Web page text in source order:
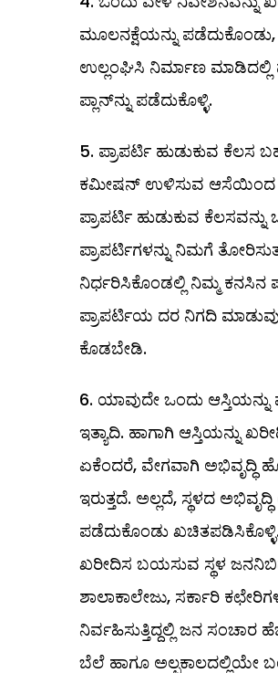
ಮೂಲನಕ್ಷೆಯನ್ನು
ಉಲ್ಲಂಘಿಸಿ ನಿರ್ಮಾಣ ಮಾಡಿದಲ್ಲಿ
ಪ್ಲಾನ್‌ನ್ನು ಪಡೆದುಕೊಳ್ಳಿ.
ಪ್ರಾಪರ್ಟಿ ಹುಡುಕುವ ಕೆಲಸ
ಕಮೀಷನ್‌ ಉಳಿಸುವ ಆಸೆಯಿಂದ
ಪ್ರಾಪರ್ಟಿ ಹುಡುಕುವ
ಪ್ರಾಪರ್ಟಿಗಳನ್ನು ನಿಮಗೆ
ನಿರ್ಧರಿಸಿಕೊಂಡಲ್ಲಿ ನಿಮ್ಮ ಕನಸಿನ
ಪ್ರಾಪರ್ಟಿಯ ದರ ನಿಗದಿ
ಕೊಡಬೇಡಿ.
ಯಾವುದೇ ಒಂದು
ಇತ್ಯಾದಿ. ಹಾಗಾಗಿ ಆಸ್ತಿಯನ್ನು
ಏಕೆಂದರೆ, ವೇಗವಾಗಿ ಅಭಿವೃದ್ಧಿ
ಇರುತ್ತದೆ. ಅಲ್ಲದೆ, ಸ್ಥಳದ
ಪಡೆದುಕೊಂಡು
ಖರೀದಿಸ ಬಯಸುವ ಸ್ಥಳ ಜನನಿಬಿಡ
ಶಾಲಾಕಾಲೇಜು, ಸರ್ಕಾರಿ
ನಿರ್ವಹಿಸುತ್ತಿದ್ದಲ್ಲಿ ಜನ ಸಂಚಾರ
ಬೆಲೆ ಹಾಗೂ ಅಲ್ಪಕಾಲದಲ್ಲಿಯೇ